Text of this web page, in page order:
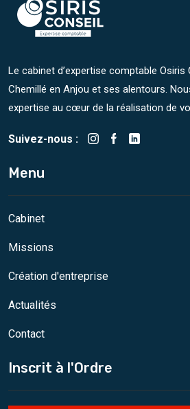
Le cabinet d’expertise comptable Osiris
Chemillé en Anjou et ses alentours.
expertise au cœur de la réalisation de
Suivez-nous :
Menu
Cabinet
Missions
Création d'entreprise
Actualités
Contact
Inscrit à l'Ordre